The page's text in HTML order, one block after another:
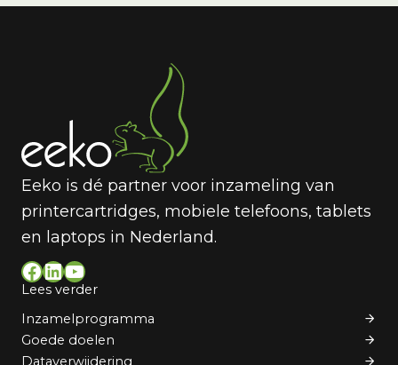
Eeko is dé partner voor inzameling van
printercartridges, mobiele telefoons, tablets
en laptops in Nederland.
Facebook LinkedIn YouTube
Lees verder
Inzamelprogramma
Goede doelen